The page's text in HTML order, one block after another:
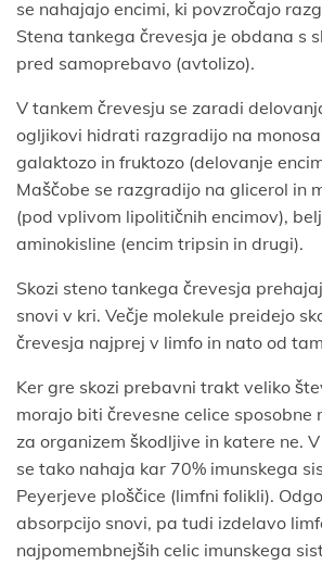
se nahajajo encimi, ki povzročajo
Stena tankega črevesja je obdana s
pred samoprebavo (avtolizo).
V tankem črevesju se zaradi
ogljikovi hidrati razgradijo na
galaktozo in fruktozo (delovanje
Maščobe se razgradijo na glicerol in
(pod vplivom lipolitičnih encimov),
aminokisline (encim tripsin in drugi).
Skozi steno tankega črevesja
snovi v kri. Večje molekule preidejo
črevesja najprej v limfo in nato od
Ker gre skozi prebavni trakt veliko
morajo biti črevesne celice sposobne
za organizem škodljive in katere ne.
se tako nahaja kar 70% imunskega
Peyerjeve ploščice (limfni folikli).
absorpcijo snovi, pa tudi izdelavo
najpomembnejših celic imunskega